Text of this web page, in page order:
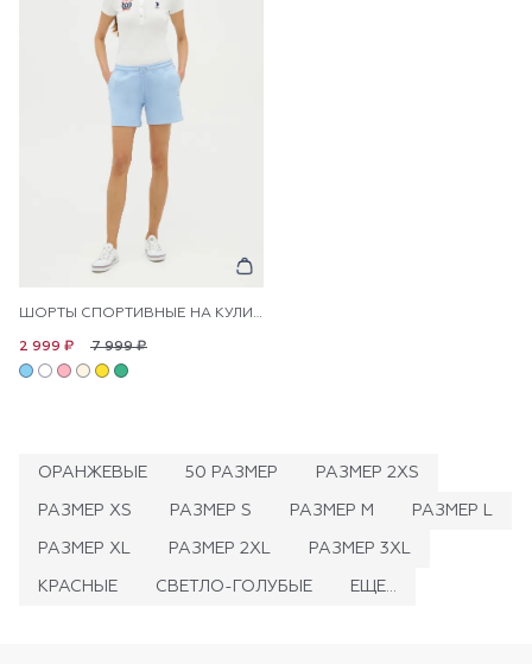
ШОРТЫ СПОРТИВНЫЕ НА КУЛИСКЕ
7 999 ₽
2 999 ₽
ОРАНЖЕВЫЕ 50 РАЗМЕР РАЗМЕР 2XS
РАЗМЕР XS РАЗМЕР S РАЗМЕР M РАЗМЕР L
РАЗМЕР XL РАЗМЕР 2XL РАЗМЕР 3XL
КРАСНЫЕ СВЕТЛО-ГОЛУБЫЕ ЕЩЕ...